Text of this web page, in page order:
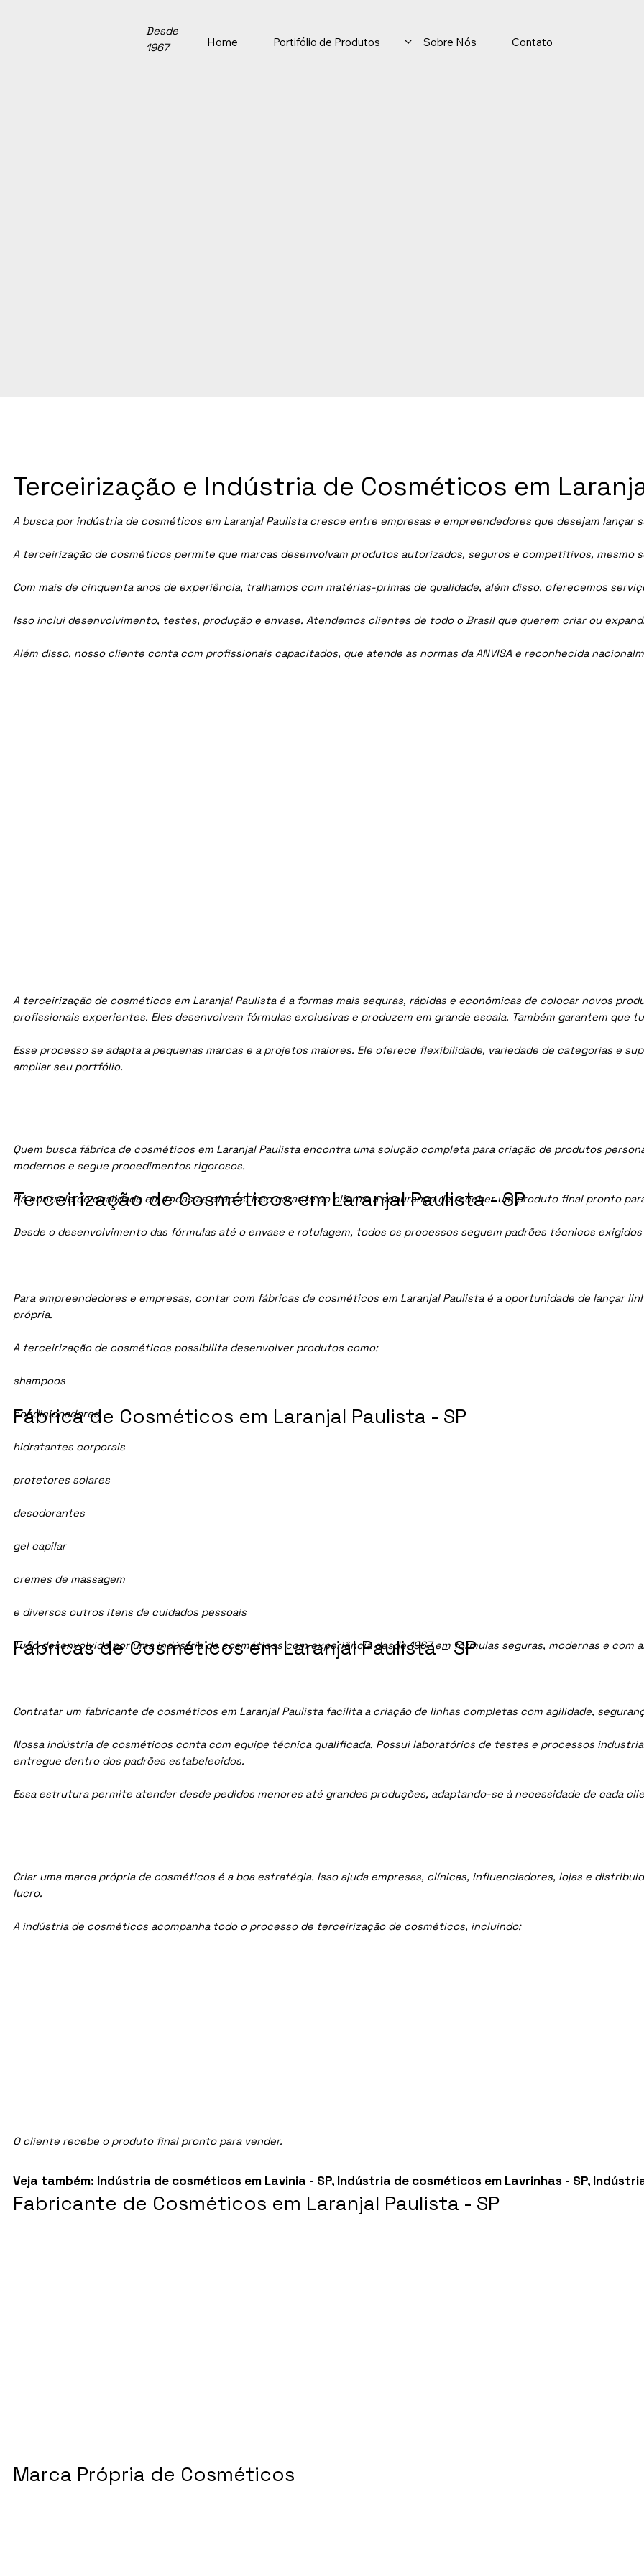
Home Portifólio de Produtos Sobre Nós Contato
Desde
1967
A busca por indústria de cosméticos em Laranjal Paulistacresce entre empresas e empreendedores que desejam lançar
A terceirização de cosméticos permite que marcas desenvolvam produtos autorizados, seguros e competitivos, mesmo
Com mais de cinquenta anos de experiência, tralhamos com matérias-primas de qualidade, além disso, oferecemos
Isso inclui desenvolvimento, testes, produção e envase. Atendemos clientes de todo o Brasil que querem criar ou
Além disso, nosso cliente conta com profissionais capacitados, que atende as normas da ANVISA e reconhecida
A terceirização de cosméticos em Laranjal Paulista é a formas mais seguras, rápidas e econômicas de colocar novos
profissionais experientes. Eles desenvolvem fórmulas exclusivas e produzem em grande escala. Também garantem que
Esse processo se adapta a pequenas marcas e a projetos maiores. Ele oferece flexibilidade, variedade de categorias e
ampliar seu portfólio.
Quem busca fábrica de cosméticos em Laranjal Paulista encontra uma solução completa para criação de produtos
modernos e segue procedimentos rigorosos.
Há controle de qualidade em todas as etapas. Isso garante ao cliente a segurança de receber um produto final pronto
Desde o desenvolvimento das fórmulas até o envase e rotulagem, todos os processos seguem padrões técnicos
Para empreendedores e empresas, contar com fábricas de cosméticos em Laranjal Paulista é a oportunidade de lançar
própria.
A terceirização de cosméticos possibilita desenvolver produtos como:
shampoos
condicionadores
hidratantes corporais
protetores solares
desodorantes
gel capilar
cremes de massagem
e diversos outros itens de cuidados pessoais
Tudo desenvolvido por uma indústria de cosméticos com experiência desde 1967 em fórmulas seguras, modernas e com
Contratar um fabricante de cosméticos em Laranjal Paulista facilita a criação de linhas completas com agilidade,
Nossa indústria de cosmétioos conta com equipe técnica qualificada. Possui laboratórios de testes e processos
entregue dentro dos padrões estabelecidos.
Essa estrutura permite atender desde pedidos menores até grandes produções, adaptando-se à necessidade de cada
Criar uma marca própria de cosméticos é a boa estratégia. Isso ajuda empresas, clínicas, influenciadores, lojas e
lucro.
A indústria de cosméticos acompanha todo o processo de terceirização de cosméticos, incluindo:
O cliente recebe o produto final pronto para vender.
Veja também: Indústria de cosméticos em Lavinia - SP, Indústria de cosméticos em Lavrinhas - SP,
Terceirização e Indústria de Cosméticos em
Fábrica de Cosméticos em Laranjal Paulista - SP
Terceirização de Cosméticos em Laranjal Paulista - SP
Fábricas de Cosméticos em Laranjal Paulista - SP
Fabricante de Cosméticos em Laranjal Paulista - SP
Marca Própria de Cosméticos